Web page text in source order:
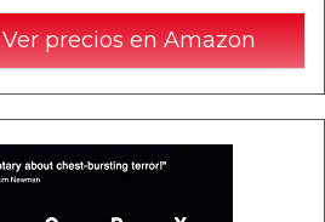
precios en Amazon